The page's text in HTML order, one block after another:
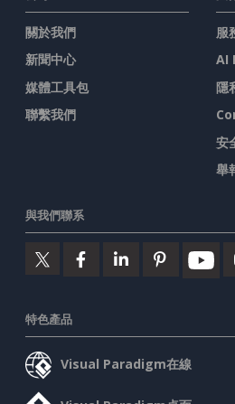
關於我們
新聞中心
媒體工具包
聯繫我們
服
AI
隱
安
舉
與我們聯系
特色產品
Visual Paradigm在線